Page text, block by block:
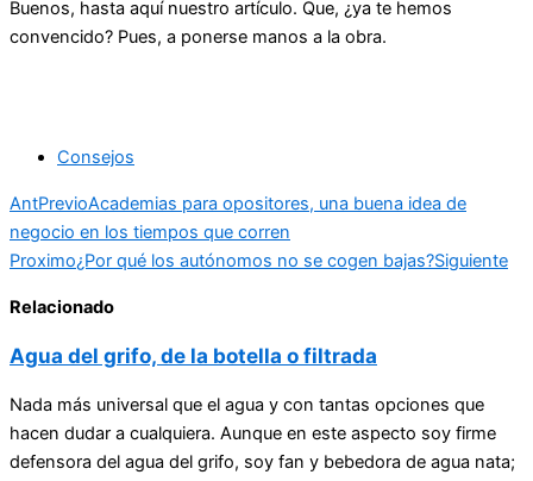
Buenos, hasta aquí nuestro artículo. Que, ¿ya te hemos
convencido? Pues, a ponerse manos a la obra.
Consejos
AntPrevioAcademias para opositores, una buena idea de
negocio en los tiempos que corren
Proximo¿Por qué los autónomos no se cogen bajas?Siguiente
Relacionado
Agua del grifo, de la botella o filtrada
Nada más universal que el agua y con tantas opciones que
hacen dudar a cualquiera. Aunque en este aspecto soy firme
defensora del agua del grifo, soy fan y bebedora de agua nata;